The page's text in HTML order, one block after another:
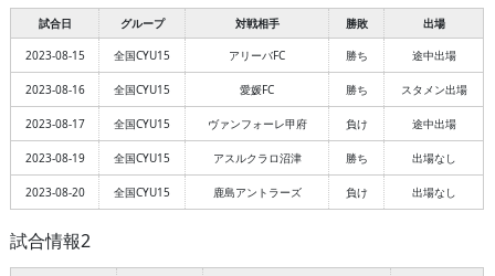
試合日 グループ 対戦相手 勝敗 出場
2023-08-15 全国CYU15 アリーバFC 勝ち 途中出場
2023-08-16 全国CYU15 愛媛FC 勝ち スタメン出場
2023-08-17 全国CYU15 ヴァンフォーレ甲府 負け 途中出場
2023-08-19 全国CYU15 アスルクラロ沼津 勝ち 出場なし
2023-08-20 全国CYU15 鹿島アントラーズ 負け 出場なし
試合情報2